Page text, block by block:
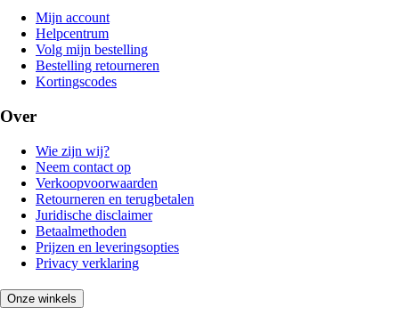
Mijn account
Helpcentrum
Volg mijn bestelling
Bestelling retourneren
Kortingscodes
Over
Wie zijn wij?
Neem contact op
Verkoopvoorwaarden
Retourneren en terugbetalen
Juridische disclaimer
Betaalmethoden
Prijzen en leveringsopties
Privacy verklaring
Onze winkels